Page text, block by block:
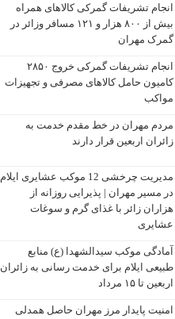
انجام تشریفات گمرکی کالاهای همراه
بیش از ۸۰۰ هزار و ۱۲۱ مسافر وزائر در
گمرک مهران
انجام تشریفات گمرکی خروج ۲۸۵۰
کامیون حامل کالاهای مصرفی و تجهیزات
مواکب
مردم مهران در خط مقدم خدمت به
زائران اربعین قرار دارند
مدیریت چرخشی 12 موکب‌ عشایری ایلام
در مسیر مهران | پذیرایی روزانه از
هزاران زائر با غذای گرم و سوغات
عشایری
آمادگی موکب سیدالشهدا (ع) منابع
طبیعی ایلام برای خدمت‌ رسانی به زائران
اربعین تا ۱۵ مرداد
امنیت پایدار مرز مهران حاصل همدلی